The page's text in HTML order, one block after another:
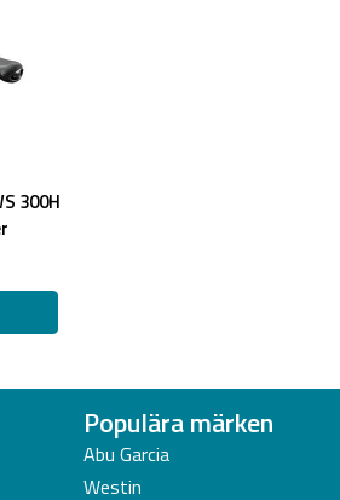
300H
Populära märken
Abu Garcia
Westin